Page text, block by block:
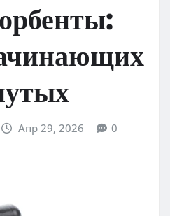
Апр 29, 2026 0